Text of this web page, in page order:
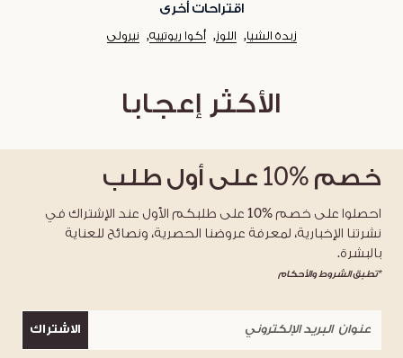
اقتراحات أخرى
زبدة الشيا اللوز أكوا ريوتييه نيرولي
الأكثر إعجابا
خصم %10 على أول طلب
احصلوا على خصم %10 على طلبكم الأول عند الإشتراك في
نشرتنا الإخبارية، لمعرفة عروضنا الحصرية، ونصائح للعناية
بالبشرة.
*تطبق الشروط والأحكام
الاشتراك